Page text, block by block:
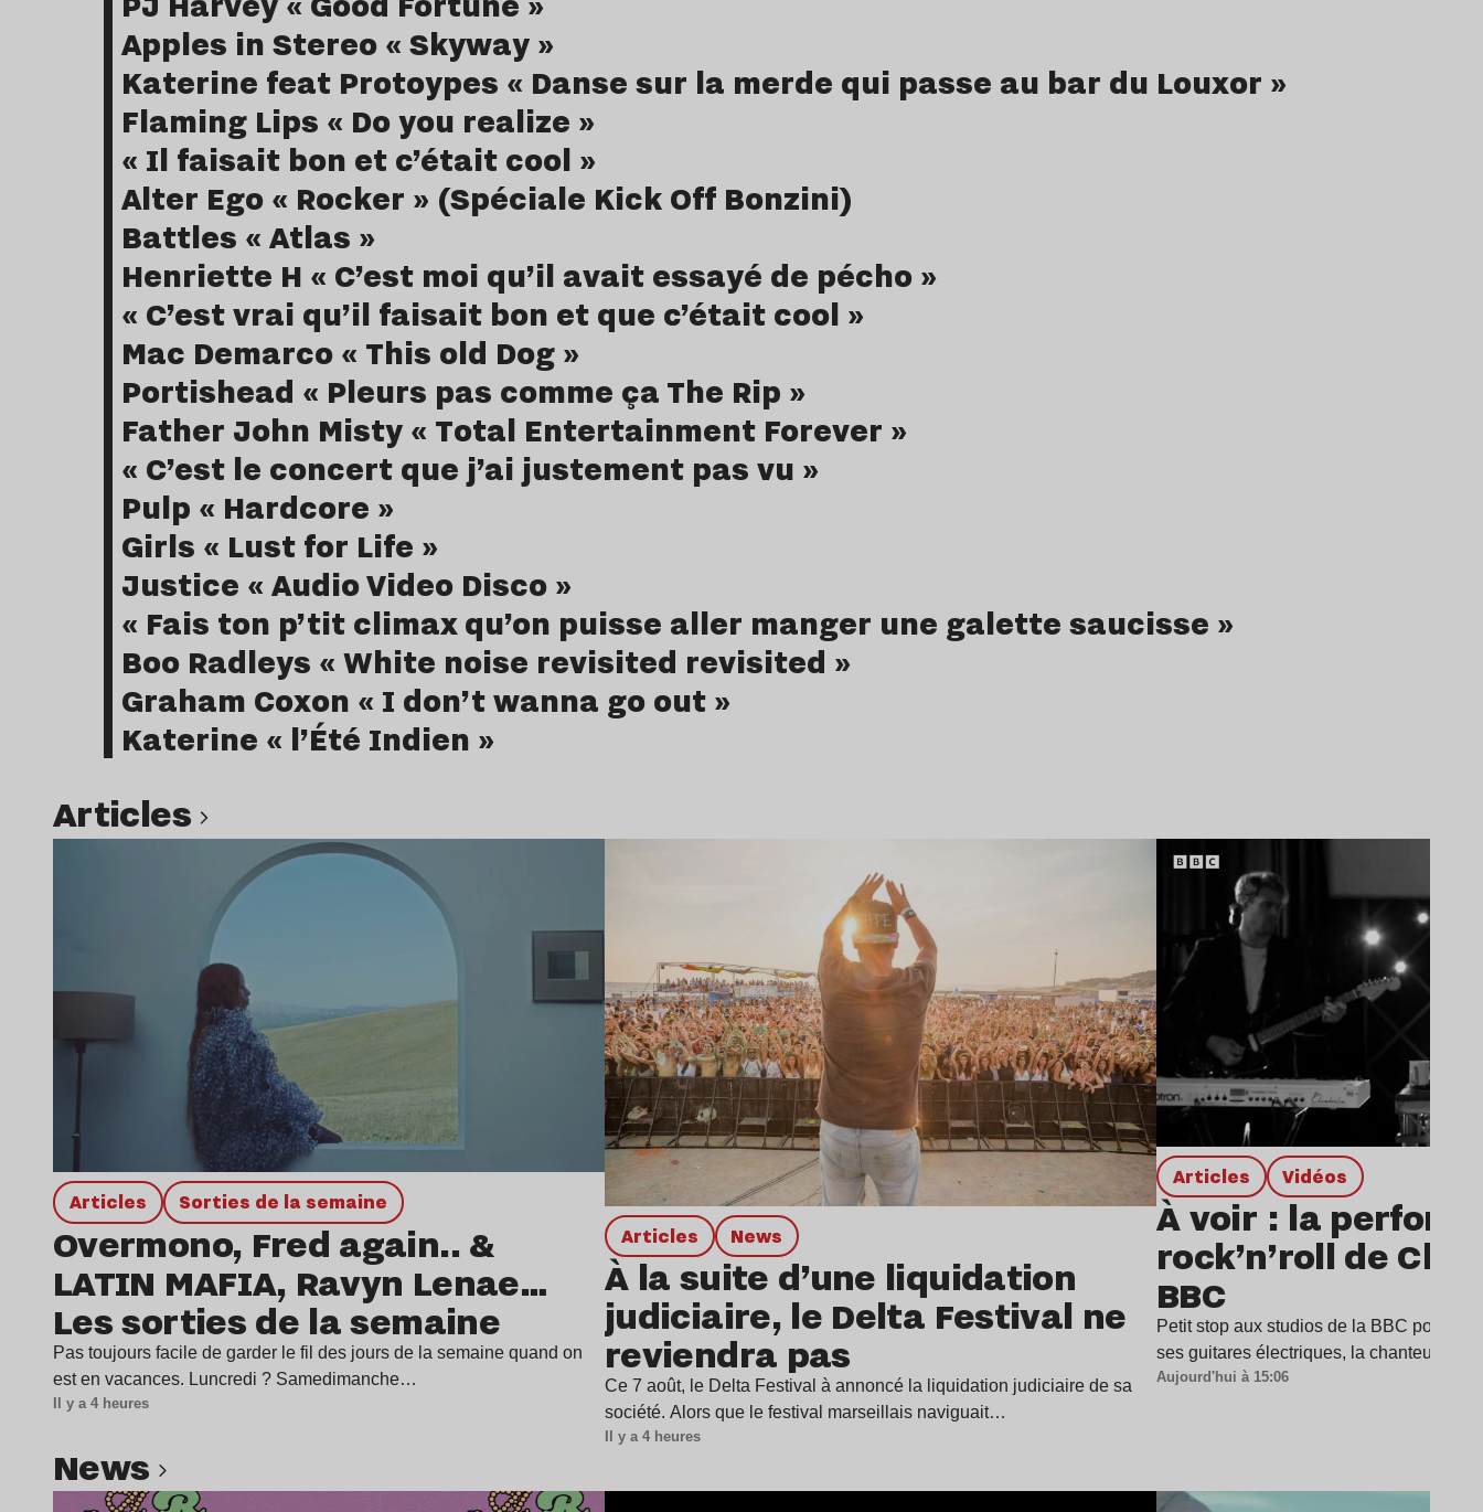
Apples in Stereo « Skyway »
Katerine feat Protoypes « Danse sur la merde qui passe au bar du Louxor »
Flaming Lips « Do you realize »
« Il faisait bon et c’était cool »
Alter Ego « Rocker » (Spéciale Kick Off Bonzini)
Battles « Atlas »
Henriette H « C’est moi qu’il avait essayé de pécho »
« C’est vrai qu’il faisait bon et que c’était cool »
Mac Demarco « This old Dog »
Portishead « Pleurs pas comme ça The Rip »
Father John Misty « Total Entertainment Forever »
« C’est le concert que j’ai justement pas vu »
Pulp « Hardcore »
Girls « Lust for Life »
Justice « Audio Video Disco »
« Fais ton p’tit climax qu’on puisse aller manger une galette saucisse »
Boo Radleys « White noise revisited revisited »
Graham Coxon « I don’t wanna go out »
Katerine « l’Été Indien »
Articles
Articles Sorties de la semaine
Overmono, Fred again.. &
LATIN MAFIA, Ravyn Lenae…
Les sorties de la semaine
Pas toujours facile de garder le fil des jours de la semaine quand on
est en vacances. Luncredi ? Samedimanche…
Il y a 4 heures
Articles news
À la suite d’une liquidation
judiciaire, le Delta Festival ne
reviendra pas
Ce 7 août, le Delta Festival à annoncé la liquidation judiciaire de sa
société. Alors que le festival marseillais naviguait…
Il y a 4 heures
Articles Vidéos
À voir : la
rock’n’roll de
BBC
Petit stop aux studios de la BBC pour
ses guitares électriques, la chanteuse a
Aujourd'hui à 15:06
Lire l’article
news